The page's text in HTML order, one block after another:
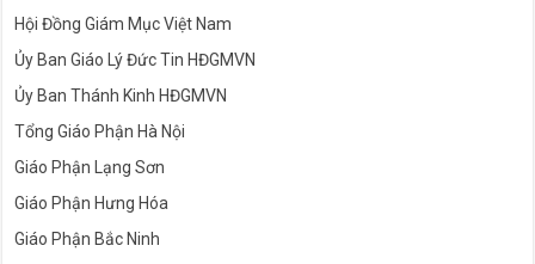
Hội Đồng Giám Mục Việt Nam
Ủy Ban Giáo Lý Đức Tin HĐGMVN
Ủy Ban Thánh Kinh HĐGMVN
Tổng Giáo Phận Hà Nội
Giáo Phận Lạng Sơn
Giáo Phận Hưng Hóa
Giáo Phận Bắc Ninh